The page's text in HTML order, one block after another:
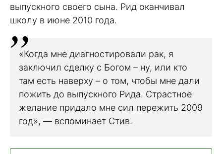
выпускного своего сына. Рид оканчивал
школу в июне 2010 года.
«Когда мне диагностировали рак, я
заключил сделку с Богом – ну, или кто
там есть наверху – о том, чтобы мне дали
пожить до выпускного Рида. Страстное
желание придало мне сил пережить 2009
год», — вспоминает Стив.